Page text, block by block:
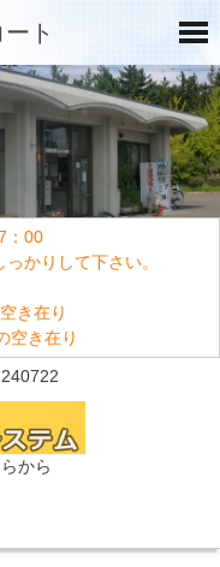
ト
：00
かりして下さい。
き在り
空き在り
から